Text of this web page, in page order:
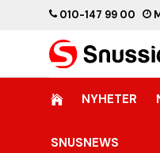
010-147 99 00
NYHETER
SNUSNEWS